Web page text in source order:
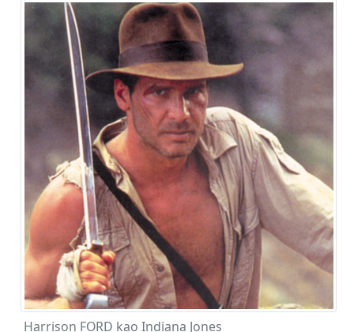
Harrison FORD kao Indiana Jones